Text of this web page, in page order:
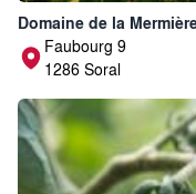
Domaine de la
Faubourg 9
1286 Soral